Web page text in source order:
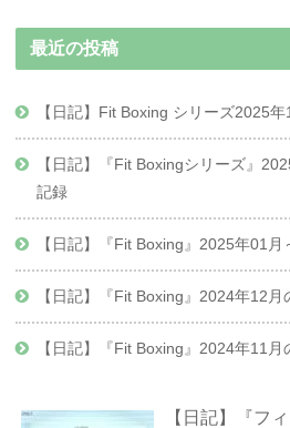
最近の投稿
【日記】Fit Boxing シリーズ2025
【日記】『Fit Boxingシリーズ』
記録
【日記】『Fit Boxing』2025年01
【日記】『Fit Boxing』2024年12
【日記】『Fit Boxing』2024年11
【日記】『フ